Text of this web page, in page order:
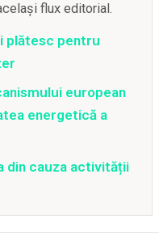
flux editorial.
plătesc pentru
european
energetică a
din cauza activității